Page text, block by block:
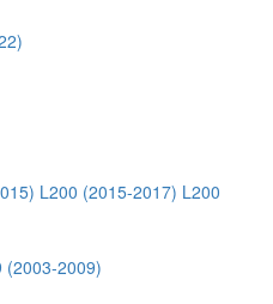
L200 (2015-2017) L200
(2003-2009)